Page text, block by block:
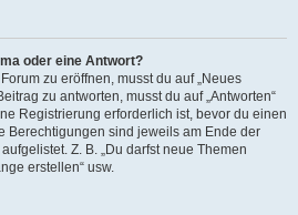
oder eine Antwort?
zu eröffnen, musst du auf „Neues
zu antworten, musst du auf „Antworten“
Registrierung erforderlich ist, bevor du einen
Berechtigungen sind jeweils am Ende der
Z. B. „Du darfst neue Themen
erstellen“ usw.